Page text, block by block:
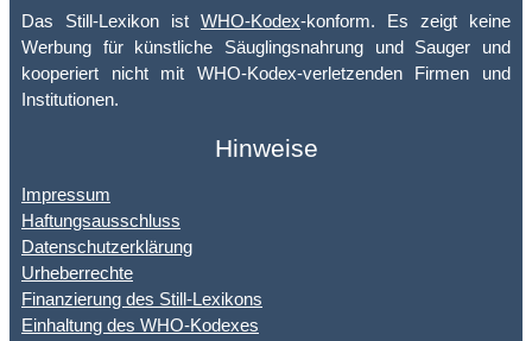
Das Still-Lexikon ist WHO-Kodex-konform. Es zeigt keine
Werbung für künstliche Säuglingsnahrung und Sauger und
kooperiert nicht mit WHO-Kodex-verletzenden Firmen und
Institutionen.
Hinweise
Impressum
Haftungsausschluss
Datenschutzerklärung
Urheberrechte
Finanzierung des Still-Lexikons
Einhaltung des WHO-Kodexes